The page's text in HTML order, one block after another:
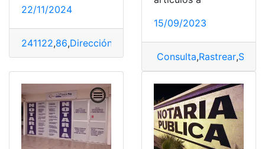
22/11/2024
241122,86,Dirección Horarios,notaría,Quito,Telefonos
15/09/2023
Consulta,Rastrear,San